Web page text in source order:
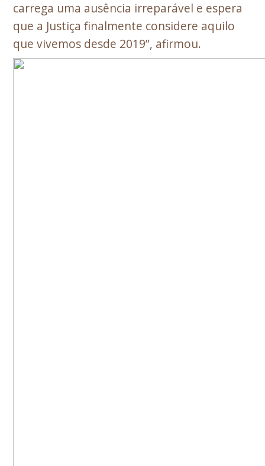
carrega uma ausência irreparável e espera
que a Justiça finalmente considere aquilo
que vivemos desde 2019”, afirmou.